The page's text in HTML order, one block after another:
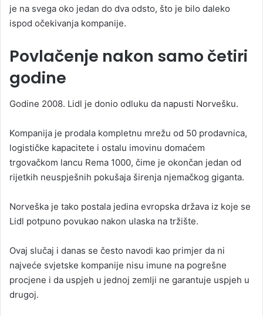
je na svega oko jedan do dva odsto, što je bilo daleko
ispod očekivanja kompanije.
Povlačenje nakon samo četiri
godine
Godine 2008. Lidl je donio odluku da napusti Norvešku.
Kompanija je prodala kompletnu mrežu od 50 prodavnica,
logističke kapacitete i ostalu imovinu domaćem
trgovačkom lancu Rema 1000, čime je okončan jedan od
rijetkih neuspješnih pokušaja širenja njemačkog giganta.
Norveška je tako postala jedina evropska država iz koje se
Lidl potpuno povukao nakon ulaska na tržište.
Ovaj slučaj i danas se često navodi kao primjer da ni
najveće svjetske kompanije nisu imune na pogrešne
procjene i da uspjeh u jednoj zemlji ne garantuje uspjeh u
drugoj.